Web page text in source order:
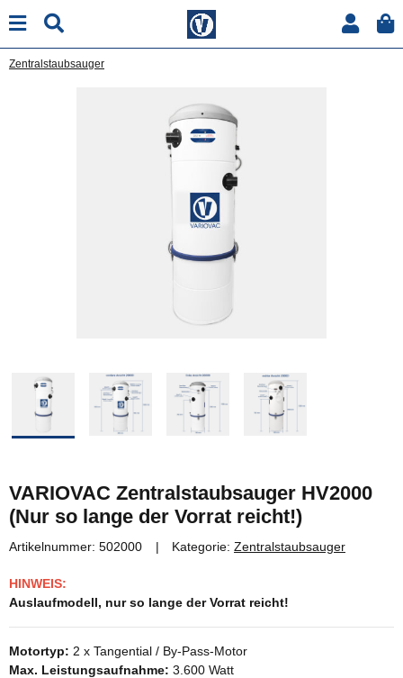
Zentralstaubsauger
VARIOVAC Zentralstaubsauger HV2000
(Nur so lange der Vorrat reicht!)
Artikelnummer: 502000 Kategorie: Zentralstaubsauger
HINWEIS:
Auslaufmodell, nur so lange der Vorrat reicht!
Motortyp: 2 x Tangential / By-Pass-Motor
Max. Leistungsaufnahme: 3.600 Watt